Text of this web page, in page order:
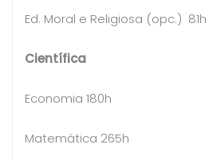
Ed. Moral e Religiosa (opc.) 81h
Científica
Economia 180h
Matemática 265h